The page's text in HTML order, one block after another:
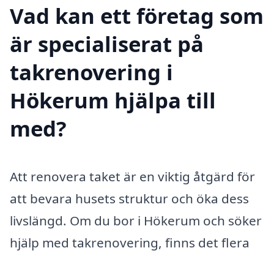
Vad kan ett företag som
är specialiserat på
takrenovering i
Hökerum hjälpa till
med?
Att renovera taket är en viktig åtgärd för
att bevara husets struktur och öka dess
livslängd. Om du bor i Hökerum och söker
hjälp med takrenovering, finns det flera